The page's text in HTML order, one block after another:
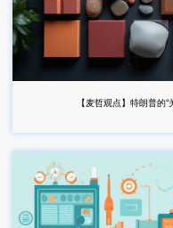
【麦哲观点】特朗普的